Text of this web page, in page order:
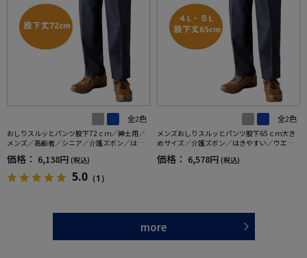
全2色
おしりスルッとパンツ股下72ｃｍ／紳士用／
メンズ／高齢者／シニア／介護ズボン／はき
やすい／ウエストゴム／敬老の日／ギフト／
プレゼント【CF】
価格： 6,138円 (税込)
5.0 （1）
全2色
メンズおしりスルッとパンツ股下65ｃｍ大き
めサイズ／介護ズボン／はきやすい／ウエス
トゴム／敬老の日／ギフト／プレゼント【C
F】
価格： 6,578円 (税込)
more